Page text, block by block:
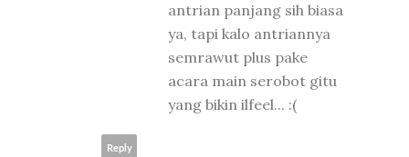
antrian panjang sih biasa
ya, tapi kalo antriannya
semrawut plus pake
acara main serobot gitu
yang bikin ilfeel... :(
Reply